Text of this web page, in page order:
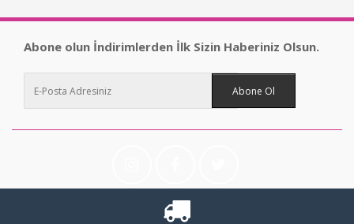
Abone olun İndirimlerden İlk Sizin Haberiniz Olsun.
Abone Ol